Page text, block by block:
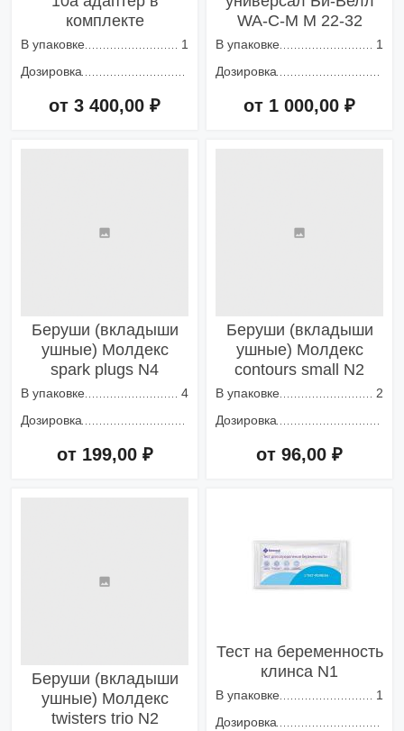
комплекте
В упаковке
1
Дозировка
от 3 400,00 ₽
WA-C-M M 22-32
В упаковке
1
Дозировка
от 1 000,00 ₽
Беруши (вкладыши
ушные) Молдекс
spark plugs N4
В упаковке
4
Дозировка
от 199,00 ₽
Беруши (вкладыши
ушные) Молдекс
contours small N2
В упаковке
2
Дозировка
от 96,00 ₽
Беруши (вкладыши
ушные) Молдекс
twisters trio N2
Тест на беременность
клинса N1
В упаковке
1
Дозировка